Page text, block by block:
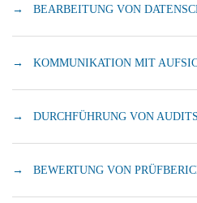
→ BEARBEITUNG VON
→ KOMMUNIKATION MIT
→ DURCHFÜHRUNG VON AUDITS
→ BEWERTUNG VON